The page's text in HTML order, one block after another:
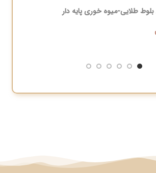
طلایی-میوه خوری پایه دار